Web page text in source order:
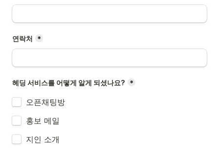
연락처 *
헤딩 서비스를 어떻게 알게 되셨나요? *
오픈채팅방
홍보 메일
지인 소개